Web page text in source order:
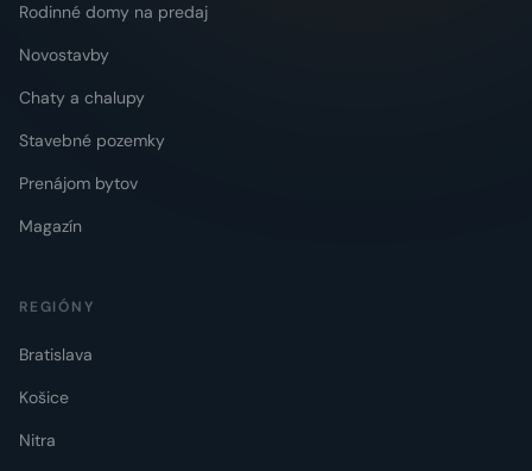
Rodinné domy na predaj
Novostavby
Chaty a chalupy
Stavebné pozemky
Prenájom bytov
Magazín
REGIÓNY
Bratislava
Košice
Nitra